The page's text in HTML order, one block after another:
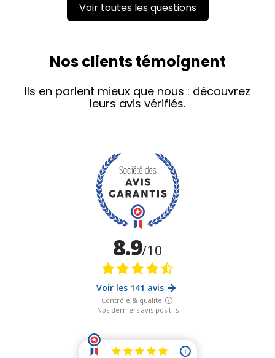
Voir toutes les questions
Nos clients témoignent
Ils en parlent mieux que nous : découvrez
leurs avis vérifiés.